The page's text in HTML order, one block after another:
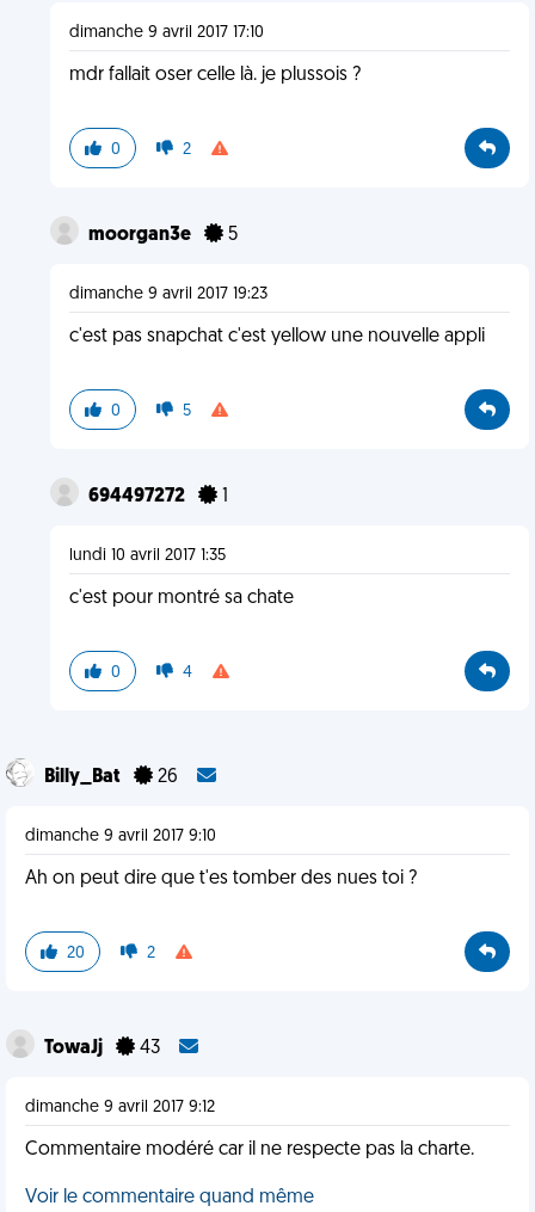
dimanche 9 avril 2017 17:10
mdr fallait oser celle là. je plussois ?
0 2
moorgan3e 5
dimanche 9 avril 2017 19:23
c'est pas snapchat c'est yellow une nouvelle appli
0 5
694497272 1
lundi 10 avril 2017 1:35
c'est pour montré sa chate
0 4
Billy_Bat 26
dimanche 9 avril 2017 9:10
Ah on peut dire que t'es tomber des nues toi ?
20 2
TowaJj 43
dimanche 9 avril 2017 9:12
Commentaire modéré car il ne respecte pas la charte.
Voir le commentaire quand même